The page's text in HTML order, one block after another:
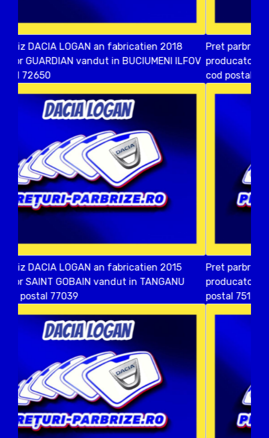
Pret parbriz DACIA LOGAN an fabricatien 2019
producator SPLINTEX vandut in PASAREA ILFOV
cod postal 77032
Pret parbriz DACIA LOGAN an fabricatien 2019
producator AGC vandut in OTOPENI ILFOV cod
postal 75100